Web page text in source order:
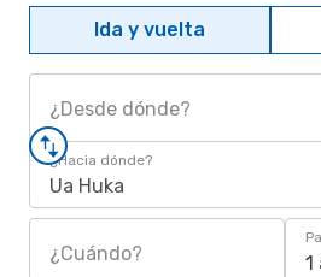
Ida y vuelta
¿Desde dónde?
¿Hacia dónde?
Ua Huka
¿Cuándo? 1